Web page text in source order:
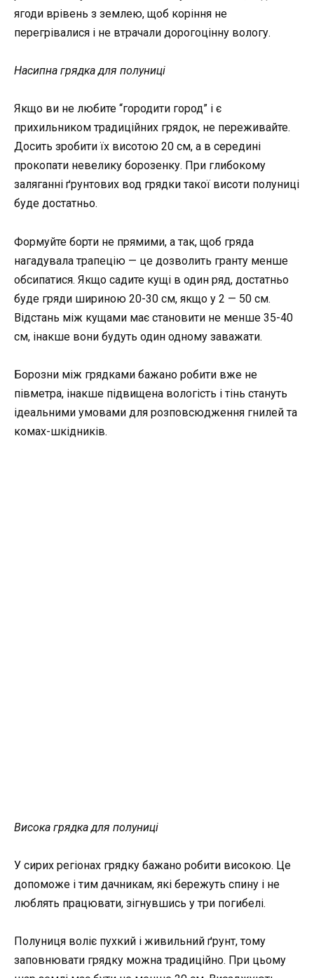
ягоди врівень з землею, щоб коріння не
перегрівалися і не втрачали дорогоцінну вологу.
Насипна грядка для полуниці
Якщо ви не любите “городити город” і є
прихильником традиційних грядок, не переживайте.
Досить зробити їх висотою 20 см, а в середині
прокопати невелику борозенку. При глибокому
заляганні ґрунтових вод грядки такої висоти полуниці
буде достатньо.
Формуйте борти не прямими, а так, щоб гряда
нагадувала трапецію — це дозволить гранту менше
обсипатися. Якщо садите кущі в один ряд, достатньо
буде гряди шириною 20-30 см, якщо у 2 — 50 см.
Відстань між кущами має становити не менше 35-40
см, інакше вони будуть один одному заважати.
Борозни між грядками бажано робити вже не
півметра, інакше підвищена вологість і тінь стануть
ідеальними умовами для розповсюдження гнилей та
комах-шкідників.
Висока грядка для полуниці
У сирих регіонах грядку бажано робити високою. Це
допоможе і тим дачникам, які бережуть спину і не
люблять працювати, зігнувшись у три погибелі.
Полуниця воліє пухкий і живильний ґрунт, тому
заповнювати грядку можна традиційно. При цьому